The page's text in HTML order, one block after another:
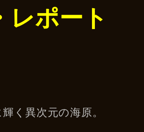
レポート
く異次元の海原。